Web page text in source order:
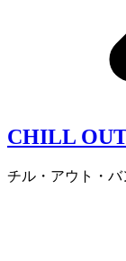
CHILL
チル・アウト・バ